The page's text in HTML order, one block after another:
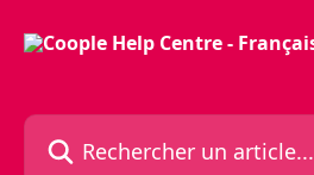
Rechercher un article...